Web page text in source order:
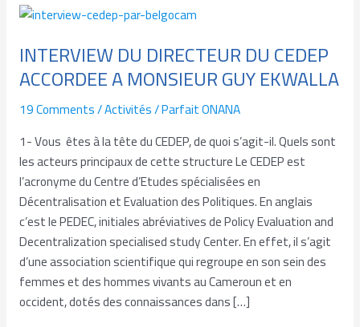
INTERVIEW DU DIRECTEUR DU CEDEP
ACCORDEE A MONSIEUR GUY EKWALLA
19 Comments/Activités/Parfait ONANA
1- Vous êtes à la tête du CEDEP, de quoi s’agit-il. Quels sont
les acteurs principaux de cette structure Le CEDEP est
l’acronyme du Centre d’Etudes spécialisées en
Décentralisation et Evaluation des Politiques. En anglais
c’est le PEDEC, initiales abréviatives de Policy Evaluation and
Decentralization specialised study Center. En effet, il s’agit
d’une association scientifique qui regroupe en son sein des
femmes et des hommes vivants au Cameroun et en
occident, dotés des connaissances dans […]
INTERVIEW
DIRECTEUR
DU
CEDEP
ACCORDEE
A
MONSIEUR
GUY
EKWALLA